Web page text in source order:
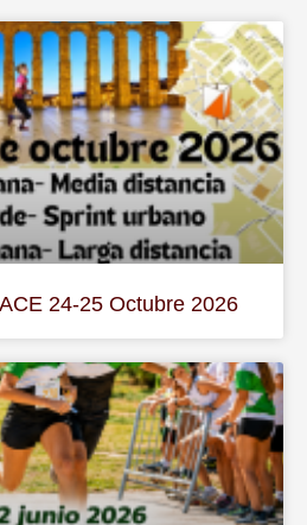
24-25 Octubre 2026